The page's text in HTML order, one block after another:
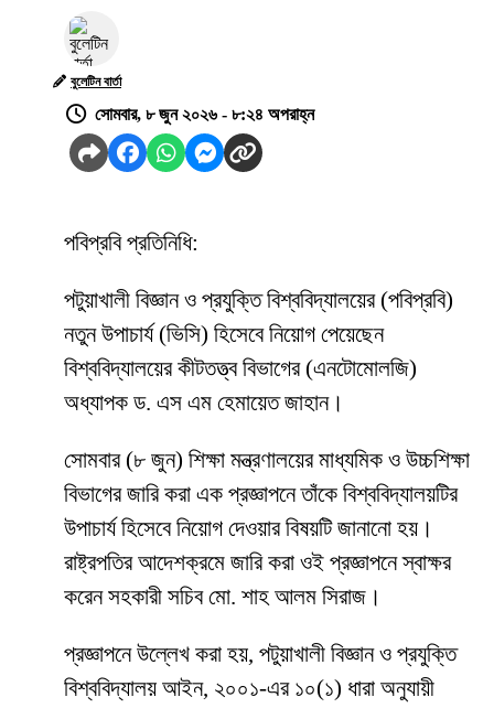
বুলেটিন বার্তা
সোমবার, ৮ জুন ২০২৬ - ৮:২৪ অপরাহ্ন
পবিপ্রবি প্রতিনিধি:
পটুয়াখালী বিজ্ঞান ও প্রযুক্তি বিশ্ববিদ্যালয়ের (পবিপ্রবি)
নতুন উপাচার্য (ভিসি) হিসেবে নিয়োগ পেয়েছেন
বিশ্ববিদ্যালয়ের কীটতত্ত্ব বিভাগের (এনটোমোলজি)
অধ্যাপক ড. এস এম হেমায়েত জাহান।
সোমবার (৮ জুন) শিক্ষা মন্ত্রণালয়ের মাধ্যমিক ও উচ্চশিক্ষা
বিভাগের জারি করা এক প্রজ্ঞাপনে তাঁকে বিশ্ববিদ্যালয়টির
উপাচার্য হিসেবে নিয়োগ দেওয়ার বিষয়টি জানানো হয়।
রাষ্ট্রপতির আদেশক্রমে জারি করা ওই প্রজ্ঞাপনে স্বাক্ষর
করেন সহকারী সচিব মো. শাহ আলম সিরাজ।
প্রজ্ঞাপনে উল্লেখ করা হয়, পটুয়াখালী বিজ্ঞান ও প্রযুক্তি
বিশ্ববিদ্যালয় আইন, ২০০১-এর ১০(১) ধারা অনুযায়ী